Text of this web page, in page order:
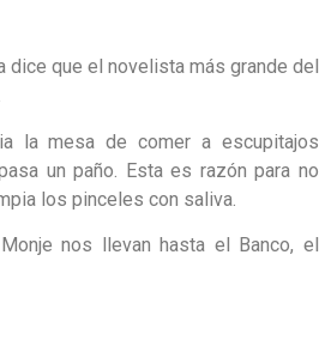
dice que el novelista más grande del
la mesa de comer a escupitajos
un paño. Esta es razón para no
los pinceles con saliva.
nos llevan hasta el Banco, el